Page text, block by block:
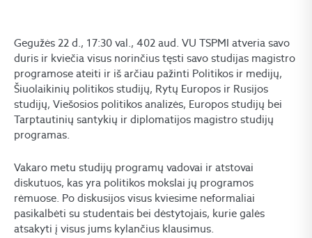
Gegužės 22 d., 17:30 val., 402 aud. VU TSPMI atveria savo
duris ir kviečia visus norinčius tęsti savo studijas magistro
programose ateiti ir iš arčiau pažinti Politikos ir medijų,
Šiuolaikinių politikos studijų, Rytų Europos ir Rusijos
studijų, Viešosios politikos analizės, Europos studijų bei
Tarptautinių santykių ir diplomatijos magistro studijų
programas.
Vakaro metu studijų programų vadovai ir atstovai
diskutuos, kas yra politikos mokslai jų programos
rėmuose. Po diskusijos visus kviesime neformaliai
pasikalbėti su studentais bei dėstytojais, kurie galės
atsakyti į visus jums kylančius klausimus.